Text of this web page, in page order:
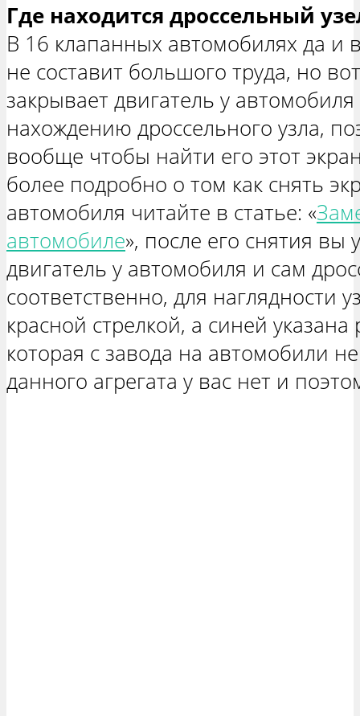
Где находится дроссельный
В 16 клапанных автомобилях да и
не составит большого труда, но
закрывает двигатель у
нахождению дроссельного узла,
вообще чтобы найти его этот
более подробно о том как снять
автомобиля читайте в статье: «
автомобиле», после его снятия вы
двигатель у автомобиля и сам
соответственно, для наглядности
красной стрелкой, а синей
которая с завода на автомобили
данного агрегата у вас нет и